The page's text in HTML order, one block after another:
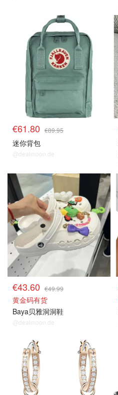
€61.80 €89.95
迷你背包
@dealmoon.de
€43.60 €49.99
黄金码有货
Baya贝雅洞洞鞋
@dealmoon.de